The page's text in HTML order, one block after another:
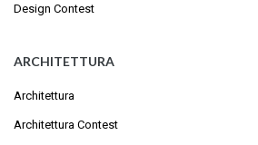
Design Contest
ARCHITETTURA
Architettura
Architettura Contest